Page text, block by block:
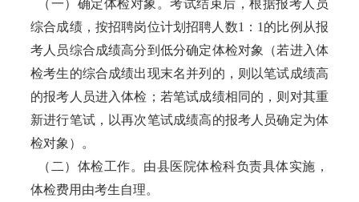
（一）确定体检对象。考试结束后，根据报考人员
综合成绩，按招聘岗位计划招聘人数1：1的比例从报
考人员综合成绩高分到低分确定体检对象（若进入体
检考生的综合成绩出现末名并列的，则以笔试成绩高
的报考人员进入体检；若笔试成绩相同的，则对其重
新进行笔试，以再次笔试成绩高的报考人员确定为体
检对象）。
（二）体检工作。由县医院体检科负责具体实施，
体检费用由考生自理。